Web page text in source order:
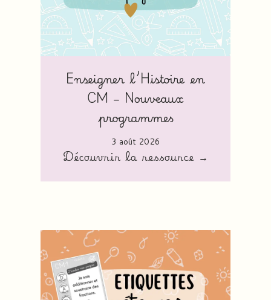
Enseigner l’Histoire en
CM – Nouveaux
programmes
3 août 2026
Découvrir la ressource →